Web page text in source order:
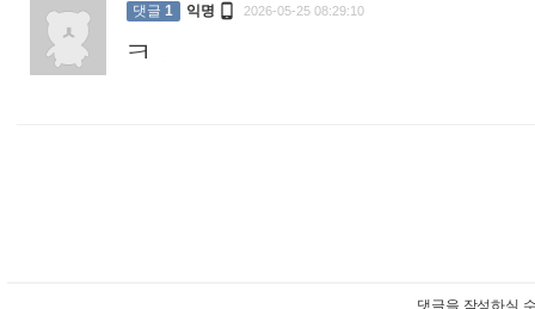
댓글 1 익명  2026-05-25 08:29:10
ㅋ
댓글을 작성하실